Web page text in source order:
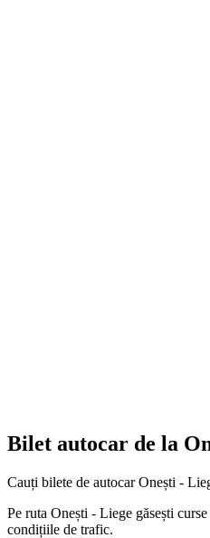
Bilet autocar de la
Cauți bilete de autocar Onești -
Pe ruta Onești - Liege găsești
condițiile de trafic.